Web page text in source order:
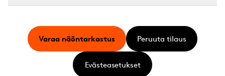
Varaa näöntarkastus Peruuta tilaus
Evästeasetukset